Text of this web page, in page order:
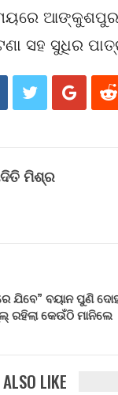
ସହ ସୁଧିର
ମିଶ୍ର
ଯିବେ” ବୟାନ ପୁଣି
ରହିଲା କେଉଁଠି ମାନିଲେ
LIKE